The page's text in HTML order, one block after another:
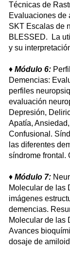
Técnicas de
Evaluaciones de
SKT Escalas de
BLESSED. La
y su
♦ Módulo 6:
Demencias:
perfiles
evaluación
Depresión,
Apatía,
Confusional.
las diferentes
síndrome frontal.
♦ Módulo 7:
Molecular de las
imágenes
demencias.
Molecular de las
Avances
dosaje de